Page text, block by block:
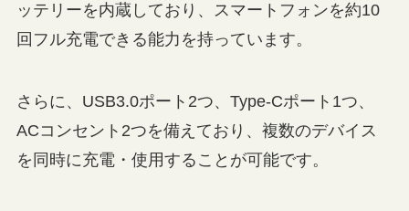
ッテリーを内蔵しており、スマートフォンを約10
回フル充電できる能力を持っています。
さらに、USB3.0ポート2つ、Type-Cポート1つ、
ACコンセント2つを備えており、複数のデバイス
を同時に充電・使用することが可能です。